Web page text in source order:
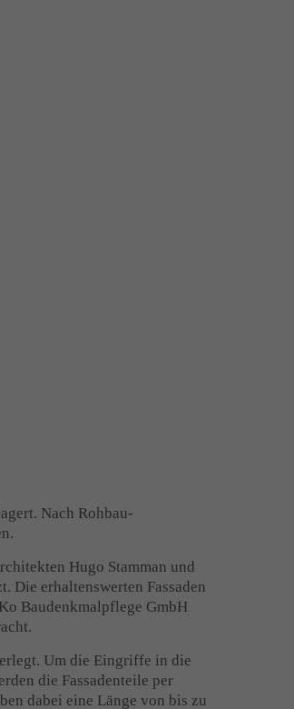
Nach Rohbau-
Hugo Stamman und
Die erhaltenswerten Fassaden
Baudenkmalpflege GmbH
Um die Eingriffe in die
die Fassadenteile per
dabei eine Länge von bis zu